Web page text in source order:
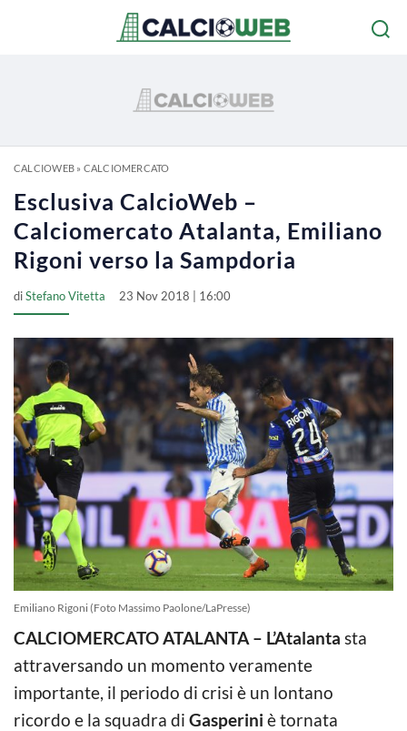
CALCIOWEB» CALCIOMERCATO
Esclusiva CalcioWeb –
Calciomercato Atalanta, Emiliano
Rigoni verso la Sampdoria
diStefano Vitetta 23 Nov 2018 | 16:00
Emiliano Rigoni (Foto Massimo Paolone/LaPresse)
CALCIOMERCATO ATALANTA – L’Atalanta sta
attraversando un momento veramente
importante, il periodo di crisi è un lontano
ricordo e la squadra di Gasperini è tornata